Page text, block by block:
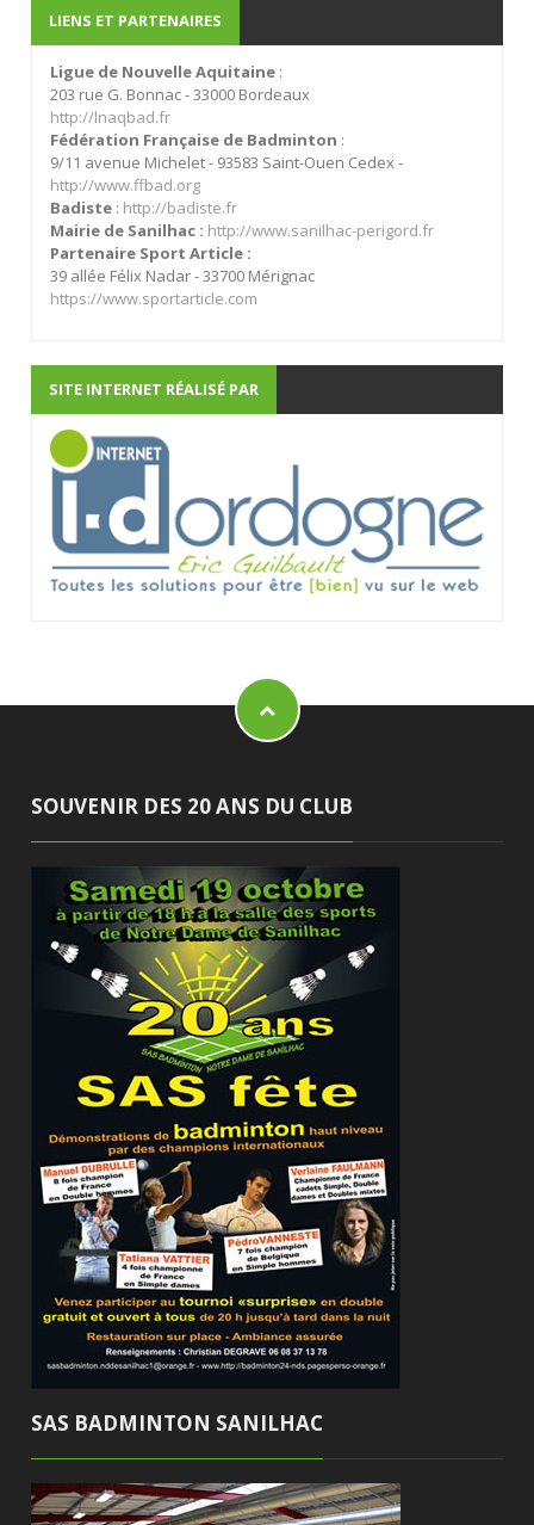
LIENS ET PARTENAIRES
Ligue de Nouvelle Aquitaine :
203 rue G. Bonnac - 33000 Bordeaux
http://lnaqbad.fr
Fédération Française de Badminton :
9/11 avenue Michelet - 93583 Saint-Ouen Cedex -
http://www.ffbad.org
Badiste : http://badiste.fr
Mairie de Sanilhac : http://www.sanilhac-perigord.fr
Partenaire Sport Article :
39 allée Félix Nadar - 33700 Mérignac
https://www.sportarticle.com
SITE INTERNET RÉALISÉ PAR
SOUVENIR DES 20 ANS DU CLUB
SAS BADMINTON SANILHAC